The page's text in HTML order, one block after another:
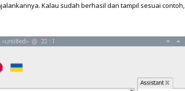
Kalau sudah berhasil dan tampil sesuai contoh,